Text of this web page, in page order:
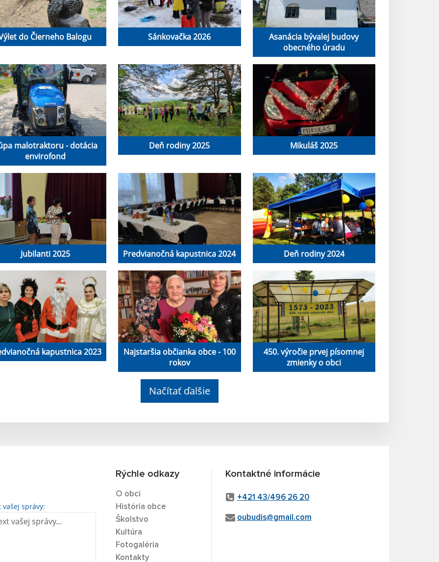
do Čierneho Balogu Sánkovačka 2026
Asanácia bývalej budovy
obecného úradu
malotraktoru - dotácia
envirofond
Deň rodiny 2025 Mikuláš 2025
Jubilanti 2025 Predvianočná kapustnica 2024 Deň rodiny 2024
kapustnica 2023
Najstaršia občianka obce - 100
rokov
450. výročie prvej písomnej
zmienky o obci
Načítať ďalšie
vašej správy:
Rýchle odkazy
O obci
História obce
Školstvo
Kultúra
Fotogaléria
Kontakty
Kontaktné informácie
+421 43/496 26 20
oubudis@gmail.com